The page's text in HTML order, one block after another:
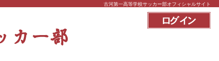
古河第一高等学校サッカー部オフィシャルサイト